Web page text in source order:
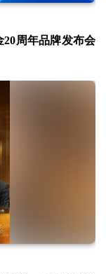
20周年品牌发布会